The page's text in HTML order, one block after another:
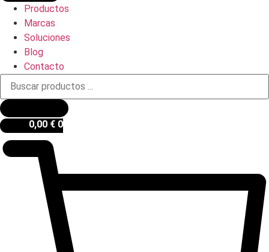
Productos
Marcas
Soluciones
Blog
Contacto
Búsqueda
productos
0,00 € 0